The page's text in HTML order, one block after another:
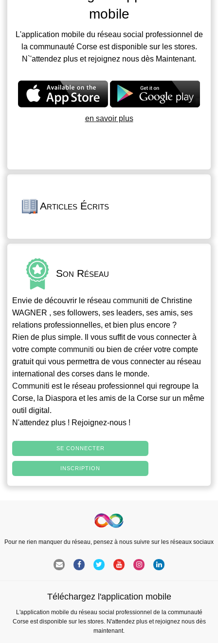
mobile
L'application mobile du réseau social professionnel de
la communauté Corse est disponible sur les stores.
N`'attendez plus et rejoignez nous dès Maintenant.
en savoir plus
Articles Écrits
Son Réseau
Envie de découvrir le réseau communiti de Christine
WAGNER , ses followers, ses leaders, ses amis, ses
relations professionnelles, et bien plus encore ?
Rien de plus simple. Il vous suffit de vous connecter à
votre compte communiti ou bien de créer votre compte
gratuit qui vous permettra de vous connecter au réseau
international des corses dans le monde.
Communiti est le réseau professionnel qui regroupe la
Corse, la Diaspora et les amis de la Corse sur un même
outil digital.
N'attendez plus ! Rejoignez-nous !
SE CONNECTER
INSCRIPTION
Pour ne rien manquer du réseau, pensez à nous suivre sur les réseaux sociaux
Téléchargez l'application mobile
L'application mobile du réseau social professionnel de la communauté
Corse est disponible sur les stores. N'attendez plus et rejoignez nous dès
maintenant.